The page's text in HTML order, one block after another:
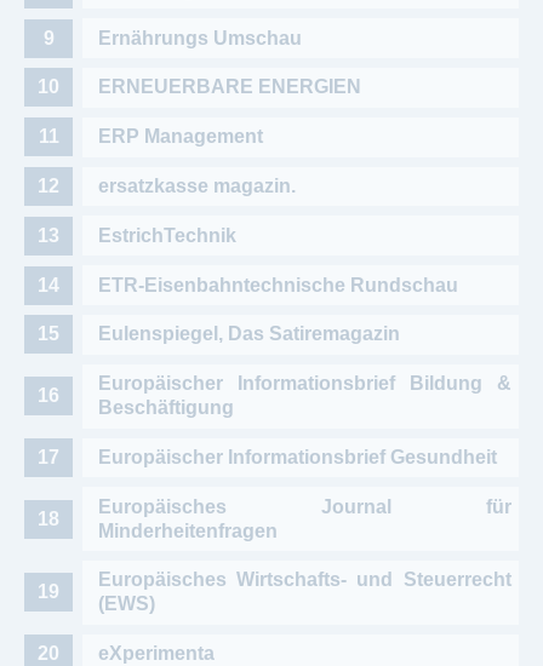
Ernährungs Umschau
ERNEUERBARE ENERGIEN
ERP Management
ersatzkasse magazin.
EstrichTechnik
ETR-Eisenbahntechnische Rundschau
Eulenspiegel, Das Satiremagazin
Europäischer Informationsbrief Bildung &
Beschäftigung
Europäischer Informationsbrief Gesundheit
Europäisches Journal für
Minderheitenfragen
Europäisches Wirtschafts- und Steuerrecht
(EWS)
eXperimenta